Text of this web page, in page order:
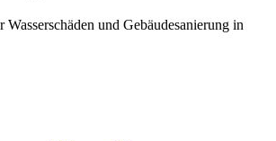
und Gebäudesanierung in